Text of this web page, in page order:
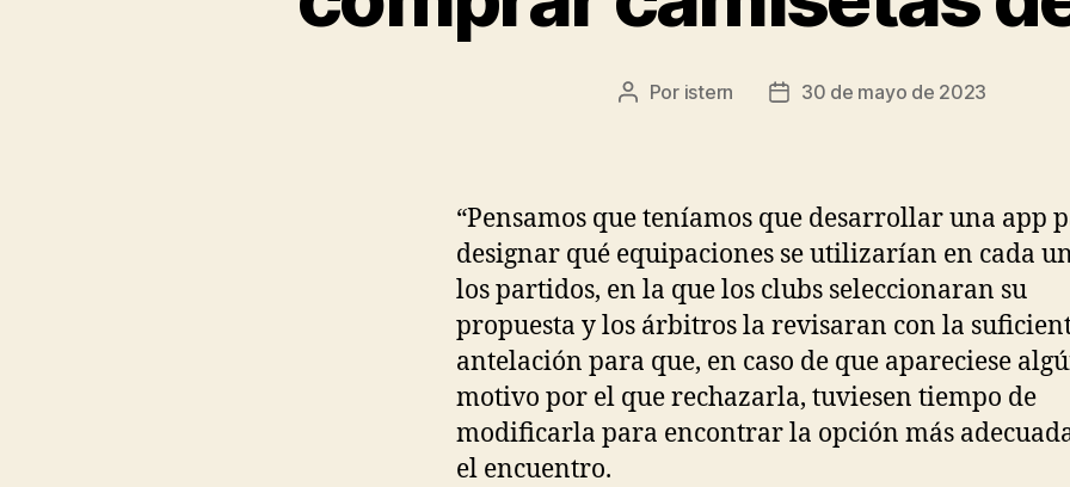
Autor
Por istern
Fecha30 de mayo de 2023
“Pensamos que teníamos que desarrollar una app
designar qué equipaciones se utilizarían en cada
los partidos, en la que los clubs seleccionaran su
propuesta y los árbitros la revisaran con la
antelación para que, en caso de que apareciese
motivo por el que rechazarla, tuviesen tiempo de
modificarla para encontrar la opción más
el encuentro.